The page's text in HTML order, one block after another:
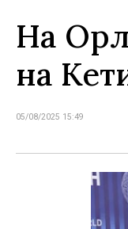
На
на
05/08/2025 15:49